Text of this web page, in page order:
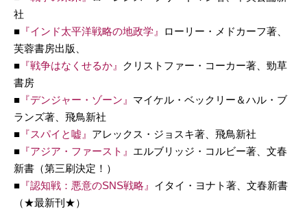
社
■ 『インド太平洋戦略の地政学』
ローリー・メドカーフ著、
芙蓉書房出版、
■ 『戦争はなくせるか』 クリストファー・コーカー著、勁草
書房
■ 『デンジャー・ゾーン』 マイケル・ベックリー＆ハル・ブ
ランズ著、飛鳥新社
■ 『スパイと嘘』 アレックス・ジョスキ著、飛鳥新社
■ 『アジア・ファースト』 エルブリッジ・コルビー著、文春
新書（第三刷決定！）
■ 『認知戦：悪意のSNS戦略』 イタイ・ヨナト著、文春新書
（★最新刊★）